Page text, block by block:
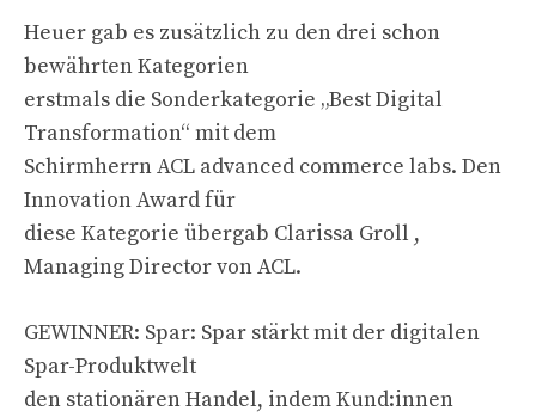
Heuer gab es zusätzlich zu den drei schon
bewährten Kategorien
erstmals die Sonderkategorie „Best Digital
Transformation“ mit dem
Schirmherrn ACL advanced commerce labs. Den
Innovation Award für
diese Kategorie übergab Clarissa Groll ,
Managing Director von ACL.
GEWINNER: Spar: Spar stärkt mit der digitalen
Spar-Produktwelt
den stationären Handel, indem Kund:innen